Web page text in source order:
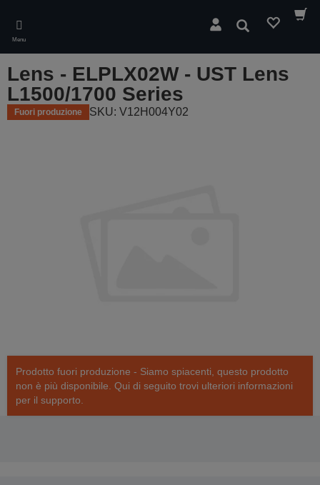
main
content
Menu
Cerca
Lens - ELPLX02W - UST Lens
L1500/1700 Series
Fuori produzione SKU: V12H004Y02
Prodotto fuori produzione - Siamo spiacenti, questo prodotto
non è più disponibile. Qui di seguito trovi ulteriori informazioni
per il supporto.